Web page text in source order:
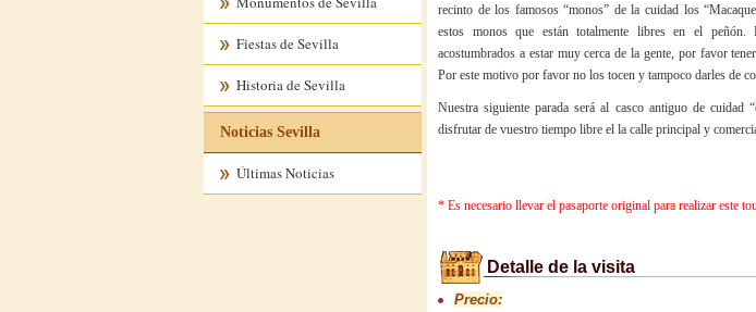
Fiestas de Sevilla
Historia de Sevilla
Noticias Sevilla
Últimas Noticias
recinto de los famosos “monos” de la cuidad los
estos monos que están totalmente libres en el
acostumbrados a estar muy cerca de la gente, por favor
Por este motivo por favor no los tocen y tampoco darles de
Nuestra siguiente parada será al casco antiguo de
disfrutar de vuestro tiempo libre el la calle principal y
* Es necesario llevar el pasaporte original para realizar este
Detalle de la visita
Precio: